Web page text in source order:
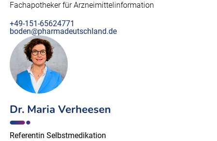
Fachapotheker für Arzneimittelinformation
+49-151-65624771
boden@pharmadeutschland.de
Dr. Maria Verheesen
Referentin Selbstmedikation